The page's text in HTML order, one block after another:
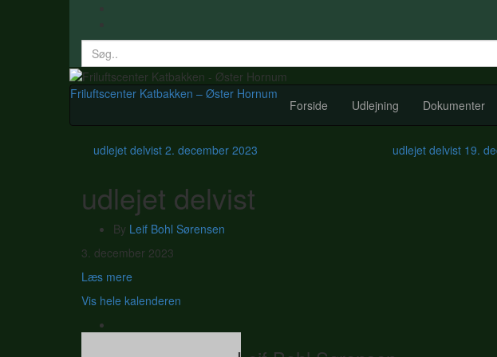
Search
for:
Friluftscenter Katbakken – Øster Hornum
Forside Udlejning Dokumenter
udlejet delvist 2. december 2023 udlejet delvist 19.
udlejet delvist
By Leif Bohl Sørensen
udlejet
3. december 2023
Læs mere
Vis hele kalenderen